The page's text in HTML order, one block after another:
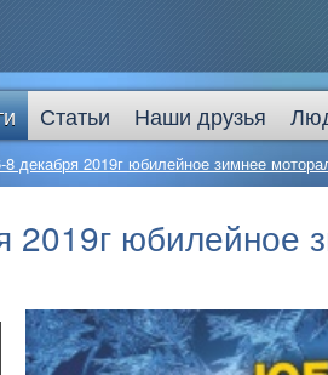
Статьи Наши друзья
8 декабря 2019г юбилейное зимнее
2019г юбилейное